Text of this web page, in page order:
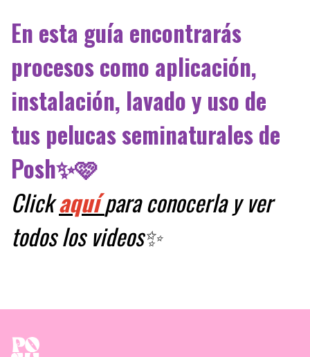
En esta guía encontrarás
procesos como aplicación,
instalación, lavado y uso de
tus pelucas seminaturales de
Posh✨🩷
Clickaquípara conocerla y ver
todos los videos✨